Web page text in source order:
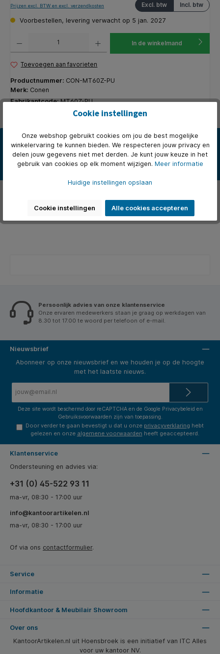
Incl. btw
Excl. btw
Prijzen excl. BTW en excl. verzendkosten
Voorbestellen, levering verwacht op 5 jan. 2027
In de winkelmand
Toevoegen aan favorieten
Productnummer: CON-MT60Z-PU
Merk: Conen
Fabrikantcode:MT60Z-PU
Beschrijving
De tweepersoons studententafel, model MT60Z-PU, heeft een
melaminehars gecoat tafelblad met een slagvaste PU rand in RAL
701…
Beoordelingen
Persoonlijk advies van onze klantenservice
Onze ervaren medewerkers staan je graag op werkdagen van
8.30 tot 17.00 te woord per telefoon of e-mail.
Nieuwsbrief
Abonneer op onze nieuwsbrief en we houden je op de hoogte
met het laatste nieuws.
Deze site wordt beschermd door reCAPTCHA en de Google Privacybeleid en
Gebruiksvoorwaarden zijn van toepassing.
Door verder te gaan bevestigt u dat u onze privacyverklaring hebt
gelezen en onze algemene voorwaarden heeft geaccepteerd.
Klantenservice
Ondersteuning en advies via:
+31 (0) 45-522 93 11
ma-vr, 08:30 - 17:00 uur
info@kantoorartikelen.nl
ma-vr, 08:30 - 17:00 uur
Of via ons contactformulier.
Service
Informatie
Hoofdkantoor & Meubilair Showroom
Over ons
KantoorArtikelen.nl uit Hoensbroek is een initiatief van ITC Alles
voor uw kantoor NV.
Cookie instellingen
Onze webshop gebruikt cookies om jou de best mogelijke
winkelervaring te kunnen bieden. We respecteren jouw privacy en
delen jouw gegevens niet met derden. Je kunt jouw keuze in het
gebruik van cookies op elk moment wijzigen. Meer informatie
Huidige instellingen opslaan
Cookie instellingen Alle cookies accepteren